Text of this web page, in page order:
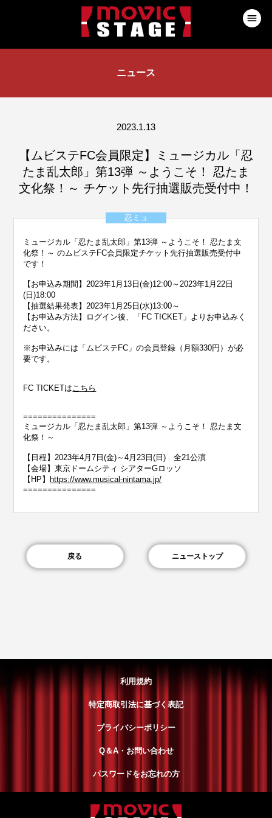
ニュース
2023.1.13
【ムビステFC会員限定】ミュージカル「忍
たま乱太郎」第13弾 ～ようこそ！ 忍たま
文化祭！～ チケット先行抽選販売受付中！
忍ミュ
ミュージカル「忍たま乱太郎」第13弾 ～ようこそ！ 忍たま文
化祭！～ のムビステFC会員限定チケット先行抽選販売受付中
です！
【お申込み期間】2023年1月13日(金)12:00～2023年1月22日
(日)18:00
【抽選結果発表】2023年1月25日(水)13:00～
【お申込み方法】ログイン後、「FC TICKET」よりお申込みく
ださい。
※お申込みには「ムビステFC」の会員登録（月額330円）が必
要です。
FC TICKETはこちら
===============
ミュージカル「忍たま乱太郎」第13弾 ～ようこそ！ 忍たま文
化祭！～
【日程】2023年4月7日(金)～4月23日(日) 全21公演
【会場】東京ドームシティ シアターGロッソ
【HP】
https://www.musical-nintama.jp/
===============
戻る ニューストップ
利用規約
特定商取引法に基づく表記
プライバシーポリシー
Q＆A・お問い合わせ
パスワードをお忘れの方